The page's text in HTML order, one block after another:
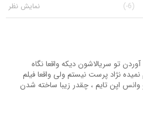
(-6)
تو سریالاشون دیکه واقعا نگاه
نژاد پرست نیستم ولی واقعا فیلم
اپن تایم ، چقدر زیبا ساخته شدن